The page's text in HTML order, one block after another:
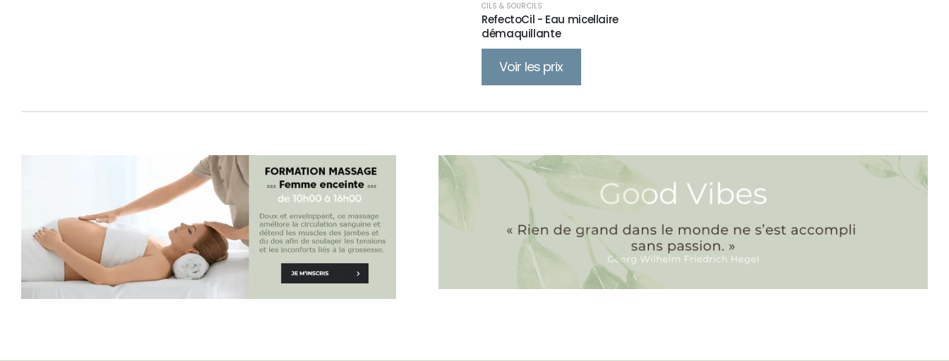
CILS & SOURCILS
RefectoCil - Eau micellaire
démaquillante
Voir les prix